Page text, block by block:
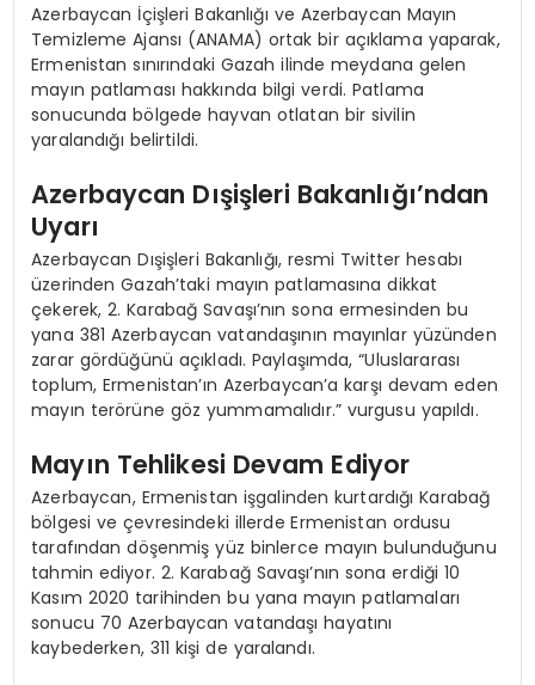
Azerbaycan İçişleri Bakanlığı ve Azerbaycan Mayın
Temizleme Ajansı (ANAMA) ortak bir açıklama yaparak,
Ermenistan sınırındaki Gazah ilinde meydana gelen
mayın patlaması hakkında bilgi verdi. Patlama
sonucunda bölgede hayvan otlatan bir sivilin
yaralandığı belirtildi.
Azerbaycan Dışişleri Bakanlığı’ndan
Uyarı
Azerbaycan Dışişleri Bakanlığı, resmi Twitter hesabı
üzerinden Gazah’taki mayın patlamasına dikkat
çekerek, 2. Karabağ Savaşı’nın sona ermesinden bu
yana 381 Azerbaycan vatandaşının mayınlar yüzünden
zarar gördüğünü açıkladı. Paylaşımda, “Uluslararası
toplum, Ermenistan’ın Azerbaycan’a karşı devam eden
mayın terörüne göz yummamalıdır.” vurgusu yapıldı.
Mayın Tehlikesi Devam Ediyor
Azerbaycan, Ermenistan işgalinden kurtardığı Karabağ
bölgesi ve çevresindeki illerde Ermenistan ordusu
tarafından döşenmiş yüz binlerce mayın bulunduğunu
tahmin ediyor. 2. Karabağ Savaşı’nın sona erdiği 10
Kasım 2020 tarihinden bu yana mayın patlamaları
sonucu 70 Azerbaycan vatandaşı hayatını
kaybederken, 311 kişi de yaralandı.